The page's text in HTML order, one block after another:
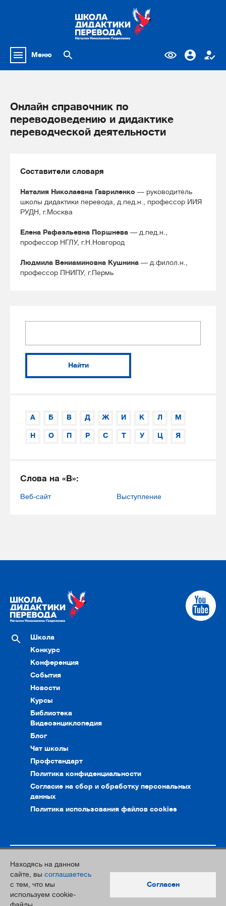
Меню
Онлайн справочник по
переводоведению и дидактике
переводческой деятельности
Составители словаря
Наталия Николаевна Гавриленко — руководитель
школы дидактики перевода, д.пед.н., профессор ИИЯ
РУДН, г.Москва
Елена Рафаэльевна Поршнева — д.пед.н.,
профессор НГЛУ, г.Н.Новгород
Людмила Вениаминовна Кушнина — д.филол.н.,
профессор ПНИПУ, г.Пермь
Найти
А Б В Д Ж И К Л М
Н О П Р С Т У Ц Я
Слова на «В»:
Веб-сайт Выступление
Школа
Конкурс
Конференция
События
Новости
Курсы
Библиотека
Видеоэнциклопедия
Блог
Чат школы
Профстандарт
Политика конфиденциальности
Согласие на сбор и обработку персональных
данных
Политика использования файлов cookies
© 2010–2026. Интернет-ресурс профессионального сообщества
преподавателей и переводчиков
Дизайн и разработка:
Находясь на данном
сайте, вы соглашаетесь
с тем, что мы
используем cookie-
Согласен